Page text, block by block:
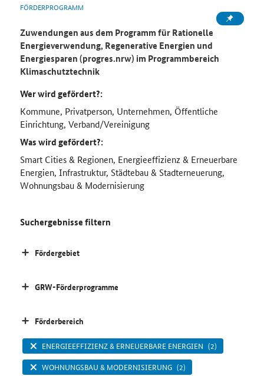
FÖRDERPROGRAMM
Zuwendungen aus dem Programm für Rationelle
Energieverwendung, Regenerative Energien und
Energiesparen (progres.nrw) im Programmbereich
Klimaschutztechnik
Wer wird gefördert?:
Kommune, Privatperson, Unternehmen, Öffentliche
Einrichtung, Verband/Vereinigung
Was wird gefördert?:
Smart Cities & Regionen, Energieeffizienz & Erneuerbare
Energien, Infrastruktur, Städtebau & Stadterneuerung,
Wohnungsbau & Modernisierung
Suchergebnisse filtern
Fördergebiet
GRW-Förderprogramme
Förderbereich
ENERGIEEFFIZIENZ & ERNEUERBARE ENERGIEN (2)
WOHNUNGSBAU & MODERNISIERUNG (2)